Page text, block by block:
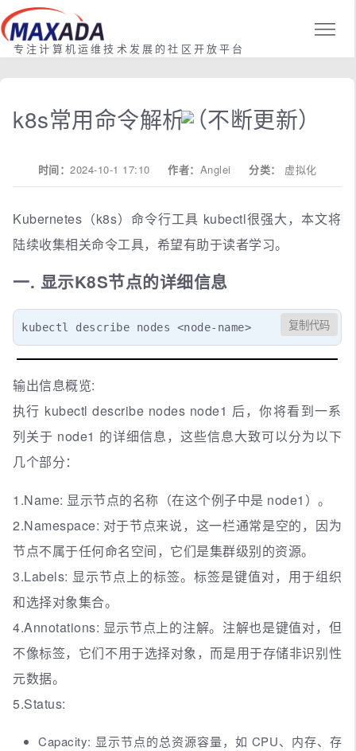
专注计算机运维技术发展的社区开放平台
k8s常用命令解析（不断更新）
时间： 2024-10-1 17:10 作者： Anglei 分类： 虚拟化
Kubernetes（k8s）命令行工具 kubectl很强大，本文将
陆续收集相关命令工具，希望有助于读者学习。
一. 显示K8S节点的详细信息
kubectl describe nodes <node-name> 复制代码
输出信息概览:
执行 kubectl describe nodes node1 后，你将看到一系
列关于 node1 的详细信息，这些信息大致可以分为以下
几个部分：
1.Name: 显示节点的名称（在这个例子中是 node1）。
2.Namespace: 对于节点来说，这一栏通常是空的，因为
节点不属于任何命名空间，它们是集群级别的资源。
3.Labels: 显示节点上的标签。标签是键值对，用于组织
和选择对象集合。
4.Annotations: 显示节点上的注解。注解也是键值对，但
不像标签，它们不用于选择对象，而是用于存储非识别性
元数据。
5.Status:
Capacity: 显示节点的总资源容量，如 CPU、内存、存